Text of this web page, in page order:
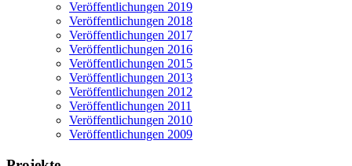
Veröffentlichungen 2019
Veröffentlichungen 2018
Veröffentlichungen 2017
Veröffentlichungen 2016
Veröffentlichungen 2015
Veröffentlichungen 2013
Veröffentlichungen 2012
Veröffentlichungen 2011
Veröffentlichungen 2010
Veröffentlichungen 2009